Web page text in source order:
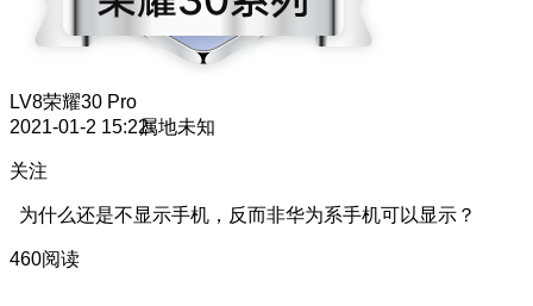
LV8荣耀30 Pro
2021-01-2 15:22属地未知
关注
为什么还是不显示手机，反而非华为系手机可以显示？
460阅读